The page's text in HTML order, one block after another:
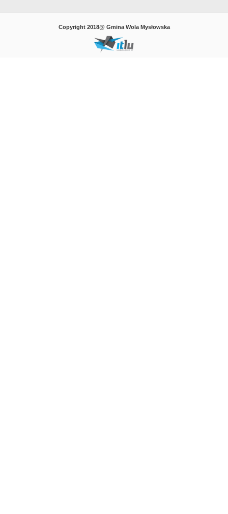
Copyright 2018@ Gmina Wola Mysłowska